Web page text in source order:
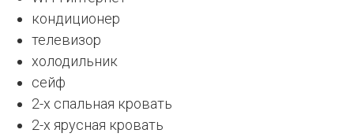
кондиционер
телевизор
холодильник
сейф
2-х спальная кровать
2-х ярусная кровать